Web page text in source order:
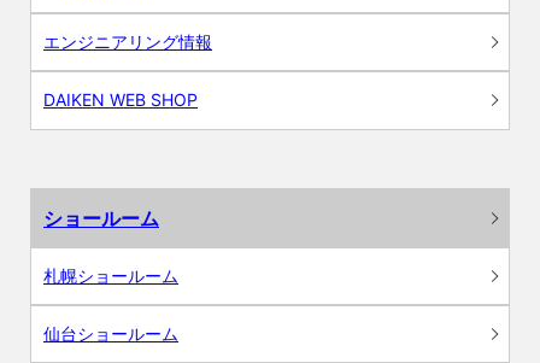
エンジニアリング情報
DAIKEN WEB SHOP
ショールーム
札幌ショールーム
仙台ショールーム